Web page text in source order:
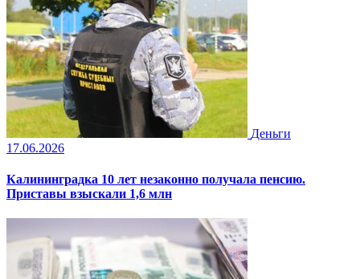
Деньги
17.06.2026
Калининградка 10 лет незаконно получала пенсию.
Приставы взыскали 1,6 млн